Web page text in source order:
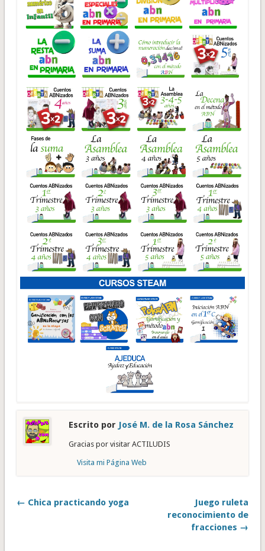
Escrito por José M. de la Rosa Sánchez
Gracias por visitar ACTILUDIS
Visita mi Página Web
← Chica practicando yoga
Juego ruleta
reconocimiento de
fracciones →